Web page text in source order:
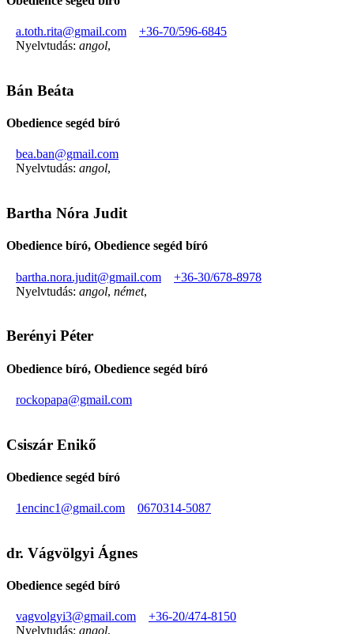
a.toth.rita@gmail.com
+36-70/596-6845
Nyelvtudás: angol,
Bán Beáta
Obedience segéd bíró
bea.ban@gmail.com
Nyelvtudás: angol,
Bartha Nóra Judit
Obedience bíró, Obedience segéd bíró
bartha.nora.judit@gmail.com
+36-30/678-8978
Nyelvtudás: angol, német,
Berényi Péter
Obedience bíró, Obedience segéd bíró
rockopapa@gmail.com
Csiszár Enikő
Obedience segéd bíró
1encinc1@gmail.com 0670314-5087
dr. Vágvölgyi Ágnes
Obedience segéd bíró
vagvolgyi3@gmail.com
+36-20/474-8150
Nyelvtudás: angol,